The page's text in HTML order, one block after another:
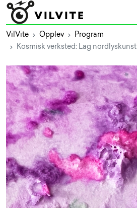
VilVite Opplev
Program
Kosmisk verksted: Lag nordlyskunst